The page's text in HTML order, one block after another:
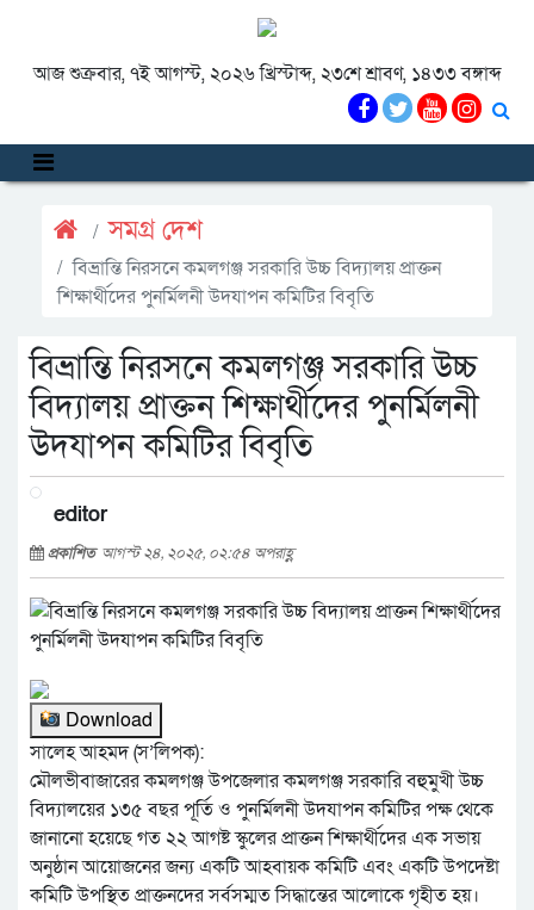
আজ শুক্রবার, ৭ই আগস্ট, ২০২৬ খ্রিস্টাব্দ, ২৩শে শ্রাবণ, ১৪৩৩ বঙ্গাব্দ
সমগ্র দেশ
বিভ্রান্তি নিরসনে কমলগঞ্জ সরকারি উচ্চ বিদ্যালয় প্রাক্তন
শিক্ষার্থীদের পুনর্মিলনী উদযাপন কমিটির বিবৃতি
বিভ্রান্তি নিরসনে কমলগঞ্জ সরকারি উচ্চ
বিদ্যালয় প্রাক্তন শিক্ষার্থীদের পুনর্মিলনী
উদযাপন কমিটির বিবৃতি
editor
প্রকাশিত আগস্ট ২৪, ২০২৫, ০২:৫৪ অপরাহ্ণ
Download
সালেহ আহমদ (স’লিপক):
মৌলভীবাজারের কমলগঞ্জ উপজেলার কমলগঞ্জ সরকারি বহুমুখী উচ্চ
বিদ্যালয়ের ১৩৫ বছর পূর্তি ও পুনর্মিলনী উদযাপন কমিটির পক্ষ থেকে
জানানো হয়েছে গত ২২ আগষ্ট স্কুলের প্রাক্তন শিক্ষার্থীদের এক সভায়
অনুষ্ঠান আয়োজনের জন্য একটি আহবায়ক কমিটি এবং একটি উপদেষ্টা
কমিটি উপস্থিত প্রাক্তনদের সর্বসম্মত সিদ্ধান্তের আলোকে গৃহীত হয়।